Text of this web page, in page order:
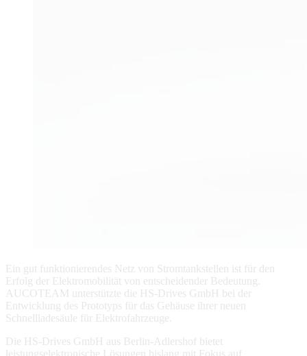
Ein gut funktionierendes Netz von Stromtankstellen ist für den
Erfolg der Elektromobilität von entscheidender Bedeutung.
AUCOTEAM unterstützte die HS-Drives GmbH bei der
Entwicklung des Prototyps für das Gehäuse ihrer neuen
Schnellladesäule für Elektrofahrzeuge.
Die HS-Drives GmbH aus Berlin-Adlershof bietet
leistungselektronische Lösungen bislang mit Fokus auf